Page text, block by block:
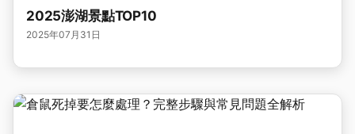
2025澎湖景點TOP10
2025年07月31日